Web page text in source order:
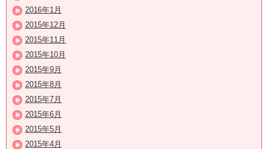
2016年1月
2015年12月
2015年11月
2015年10月
2015年9月
2015年8月
2015年7月
2015年6月
2015年5月
2015年4月